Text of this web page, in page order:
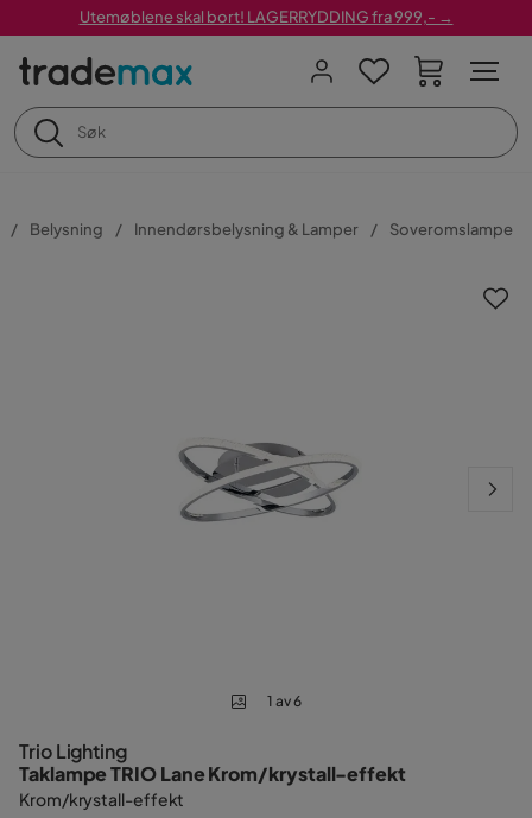
Utemøblene skal bort! LAGERRYDDING fra 999,- →
Belysning Innendørsbelysning & Lamper Soveromslampe
1 av 6
Trio Lighting
Taklampe TRIO Lane Krom/krystall-effekt
Krom/krystall-effekt